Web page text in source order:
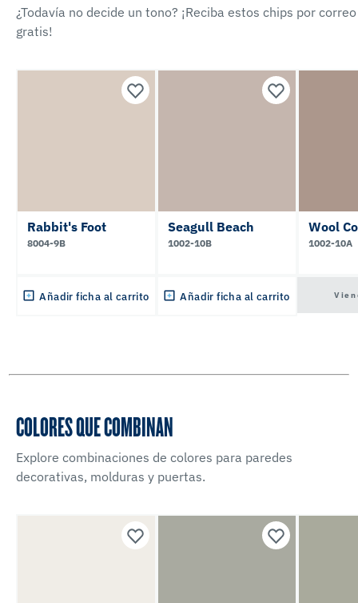
¿Todavía no decide un tono? ¡Reciba estos chips por correo
gratis!
Rabbit's Foot
8004-9B
Añadir ficha al carrito
Seagull Beach
1002-10B
Añadir ficha al carrito
Wool
1002-10A
COLORES QUE COMBINAN
Explore combinaciones de colores para paredes
decorativas, molduras y puertas.